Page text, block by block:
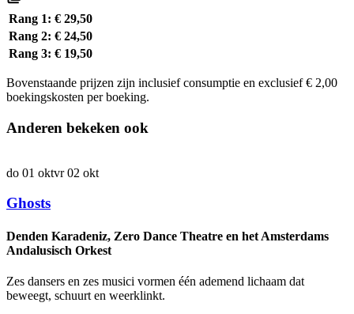
Rang 1: € 29,50
Rang 2: € 24,50
Rang 3: € 19,50
Bovenstaande prijzen zijn inclusief consumptie en exclusief € 2,00
boekingskosten per boeking.
Anderen bekeken ook
do 01 oktvr 02 okt
Ghosts
Denden Karadeniz, Zero Dance Theatre en het Amsterdams
Andalusisch Orkest
Zes dansers en zes musici vormen één ademend lichaam dat
beweegt, schuurt en weerklinkt.